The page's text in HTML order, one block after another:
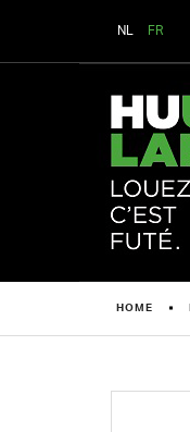
NL FR
HOME